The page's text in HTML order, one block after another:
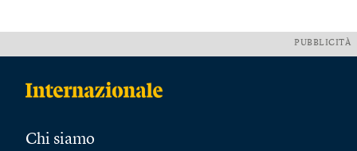
PUBBLICITÀ
Chi siamo